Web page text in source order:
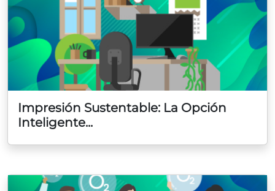
Impresión Sustentable: La Opción
Inteligente...